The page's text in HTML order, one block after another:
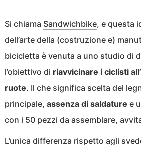
Si chiama Sandwichbike, e questa
dell’arte della (costruzione e)
bicicletta è venuta a uno studio di
l’obiettivo di riavvicinare i ciclisti
ruote. Il che significa scelta del
principale, assenza di saldature e
con i 50 pezzi da assemblare,
L’unica differenza rispetto agli